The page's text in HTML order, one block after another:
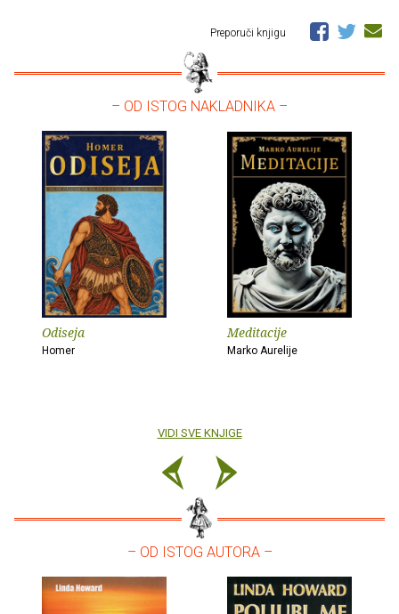
Preporuči knjigu
– OD ISTOG NAKLADNIKA –
Odiseja
Homer
Meditacije
Marko Aurelije
VIDI SVE KNJIGE
– OD ISTOG AUTORA –